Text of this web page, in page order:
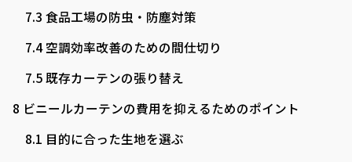
7.3 食品工場の防虫・防塵対策
7.4空調効率改善のための間仕切り
7.5既存カーテンの張り替え
8 ビニールカーテンの費用を抑えるためのポイント
8.1 目的に合った生地を選ぶ